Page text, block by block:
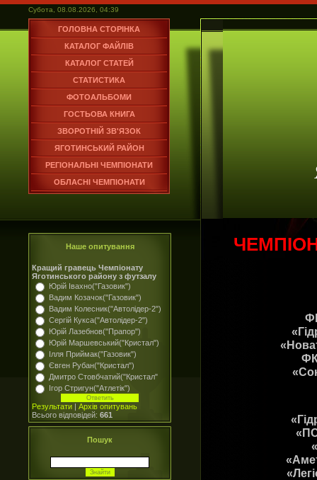
Субота, 08.08.2026, 04:39
ГОЛОВНА СТОРІНКА
КАТАЛОГ ФАЙЛІВ
КАТАЛОГ СТАТЕЙ
СТАТИСТИКА
ФОТОАЛЬБОМИ
ГОСТЬОВА КНИГА
ЗВОРОТНІЙ ЗВ'ЯЗОК
ЯГОТИНСЬКИЙ РАЙОН
РЕГІОНАЛЬНІ ЧЕМПІОНАТИ
ОБЛАСНІ ЧЕМПІОНАТИ
Наше опитування
Кращий гравець Чемпіонату
Яготинського району з футзалу
Юрій Івахно("Газовик")
Вадим Козачок("Газовик")
Вадим Колесник("Автолідер-2")
Сергій Кукса("Автолідер-2")
Юрій Лазебнов("Прапор")
Юрій Маршевський("Кристал")
Ілля Приймак("Газовик")
Євген Рубан("Кристал")
Дмитро Стовбчатий("Кристал"
Ігор Стригун("Атлетік")
Результати | Архів опитувань
Всього відповідей: 661
Пошук
ФК